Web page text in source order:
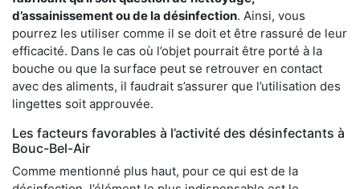
d’assainissement ou de la désinfection. Ainsi, vous
pourrez les utiliser comme il se doit et être rassuré de leur
efficacité. Dans le cas où l’objet pourrait être porté à la
bouche ou que la surface peut se retrouver en contact
avec des aliments, il faudrait s’assurer que l’utilisation des
lingettes soit approuvée.
Les facteurs favorables à l’activité des désinfectants à
Bouc-Bel-Air
Comme mentionné plus haut, pour ce qui est de la